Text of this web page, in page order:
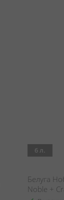
6 л.
Белуга
Noble +